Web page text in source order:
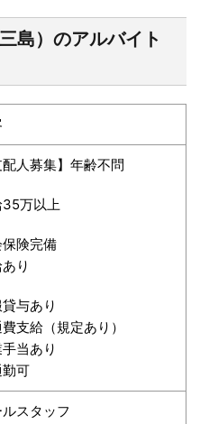
三島）のアルバイト
配人募集】年齢不問
35万以上
険完備
り
与あり
支給（規定あり）
当あり
可
スタッフ